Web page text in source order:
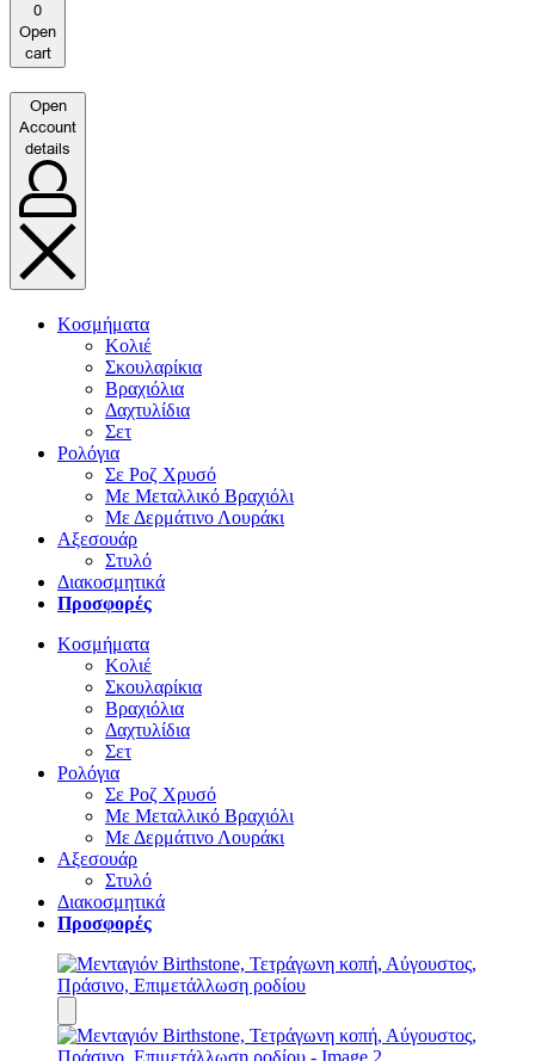
0
Open
cart
Open
Account
details
Κοσμήματα
Κολιέ
Σκουλαρίκια
Βραχιόλια
Δαχτυλίδια
Σετ
Ρολόγια
Σε Ροζ Χρυσό
Με Μεταλλικό Βραχιόλι
Με Δερμάτινο Λουράκι
Αξεσουάρ
Στυλό
Διακοσμητικά
Προσφορές
Κοσμήματα
Κολιέ
Σκουλαρίκια
Βραχιόλια
Δαχτυλίδια
Σετ
Ρολόγια
Σε Ροζ Χρυσό
Με Μεταλλικό Βραχιόλι
Με Δερμάτινο Λουράκι
Αξεσουάρ
Στυλό
Διακοσμητικά
Προσφορές